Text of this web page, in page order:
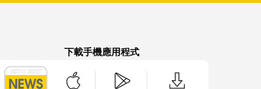
下載手機應用程式